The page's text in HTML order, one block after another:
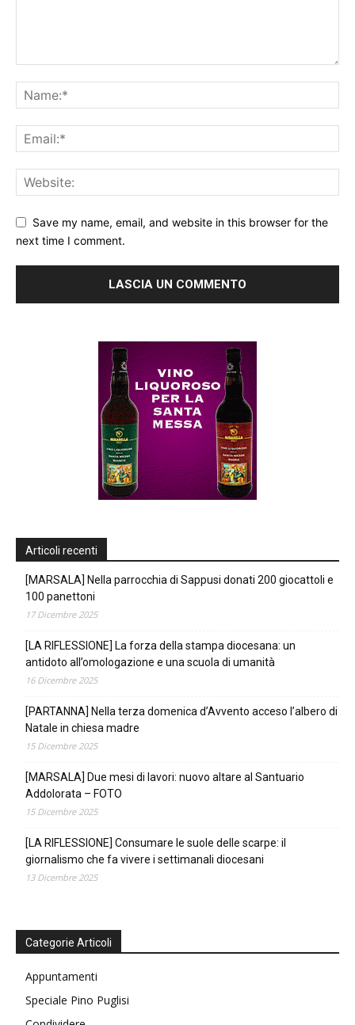
Save my name, email, and website in this browser for the
next time I comment.
Articoli recenti
[MARSALA] Nella parrocchia di Sappusi donati 200 giocattoli e
100 panettoni
17 Dicembre 2025
[LA RIFLESSIONE] La forza della stampa diocesana: un
antidoto all’omologazione e una scuola di umanità
16 Dicembre 2025
[PARTANNA] Nella terza domenica d’Avvento acceso l’albero di
Natale in chiesa madre
15 Dicembre 2025
[MARSALA] Due mesi di lavori: nuovo altare al Santuario
Addolorata – FOTO
15 Dicembre 2025
[LA RIFLESSIONE] Consumare le suole delle scarpe: il
giornalismo che fa vivere i settimanali diocesani
13 Dicembre 2025
Categorie Articoli
Appuntamenti
Speciale Pino Puglisi